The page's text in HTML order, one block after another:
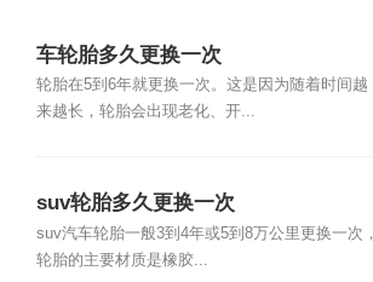
车轮胎多久更换一次
轮胎在5到6年就更换一次。这是因为随着时间越
来越长，轮胎会出现老化、开...
suv轮胎多久更换一次
suv汽车轮胎一般3到4年或5到8万公里更换一次，
轮胎的主要材质是橡胶...